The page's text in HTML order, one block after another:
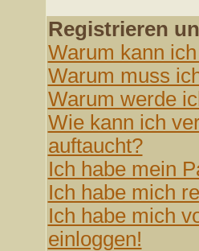
Registrieren
Warum kann
Warum muss
Warum werde
Wie kann ich
auftaucht?
Ich habe mein
Ich habe mich
Ich habe mich
einloggen!